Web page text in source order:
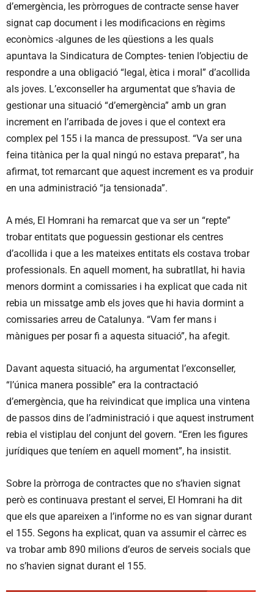
d’emergència, les pròrrogues de contracte sense haver
signat cap document i les modificacions en règims
econòmics -algunes de les qüestions a les quals
apuntava la Sindicatura de Comptes- tenien l’objectiu de
respondre a una obligació “legal, ètica i moral” d’acollida
als joves. L’exconseller ha argumentat que s’havia de
gestionar una situació “d’emergència” amb un gran
increment en l’arribada de joves i que el context era
complex pel 155 i la manca de pressupost. “Va ser una
feina titànica per la qual ningú no estava preparat”, ha
afirmat, tot remarcant que aquest increment es va produir
en una administració “ja tensionada”.
A més, El Homrani ha remarcat que va ser un “repte”
trobar entitats que poguessin gestionar els centres
d’acollida i que a les mateixes entitats els costava trobar
professionals. En aquell moment, ha subratllat, hi havia
menors dormint a comissaries i ha explicat que cada nit
rebia un missatge amb els joves que hi havia dormint a
comissaries arreu de Catalunya. “Vam fer mans i
mànigues per posar fi a aquesta situació”, ha afegit.
Davant aquesta situació, ha argumentat l’exconseller,
“l’única manera possible” era la contractació
d’emergència, que ha reivindicat que implica una vintena
de passos dins de l’administració i que aquest instrument
rebia el vistiplau del conjunt del govern. “Eren les figures
jurídiques que teníem en aquell moment”, ha insistit.
Sobre la pròrroga de contractes que no s’havien signat
però es continuava prestant el servei, El Homrani ha dit
que els que apareixen a l’informe no es van signar durant
el 155. Segons ha explicat, quan va assumir el càrrec es
va trobar amb 890 milions d’euros de serveis socials que
no s’havien signat durant el 155.